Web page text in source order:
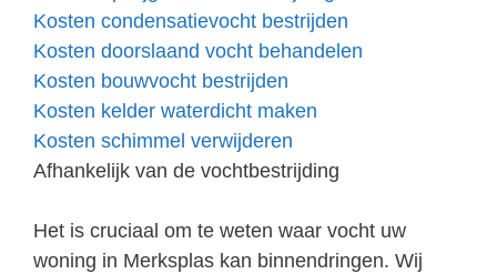
Kosten condensatievocht bestrijden
Kosten doorslaand vocht behandelen
Kosten bouwvocht bestrijden
Kosten kelder waterdicht maken
Kosten schimmel verwijderen
Afhankelijk van de vochtbestrijding
Het is cruciaal om te weten waar vocht uw
woning in Merksplas kan binnendringen. Wij